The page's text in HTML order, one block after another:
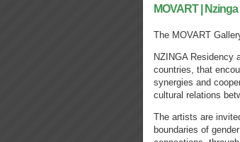
MOVART |
The MOVART
NZINGA Residency
countries, that
synergies and
cultural relations
The artists are
boundaries of